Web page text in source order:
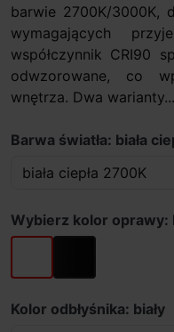
barwie 2700K/3000K,
wymagających
współczynnik CRI90
odwzorowane, co
wnętrza. Dwa warianty...
Barwa światła: biała
Wybierz kolor oprawy:
biały czarny
Kolor odbłyśnika: biały